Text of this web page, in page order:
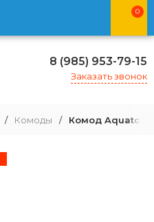
0
8 (985) 953-79-15
Заказать звонок
/ Комоды / Комод Aquaton